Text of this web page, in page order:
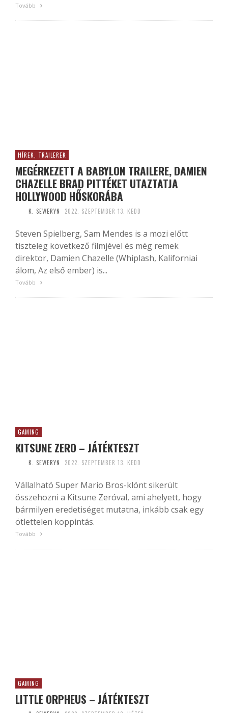
Tovább
HÍREK, TRAILEREK
MEGÉRKEZETT A BABYLON TRAILERE, DAMIEN
CHAZELLE BRAD PITTÉKET UTAZTATJA
HOLLYWOOD HŐSKORÁBA
K. SEWERYN 2022. SZEPTEMBER 13. KEDD
Steven Spielberg, Sam Mendes is a mozi előtt
tiszteleg következő filmjével és még remek
direktor, Damien Chazelle (Whiplash, Kaliforniai
álom, Az első ember) is...
Tovább
GAMING
KITSUNE ZERO – JÁTÉKTESZT
K. SEWERYN 2022. SZEPTEMBER 13. KEDD
Vállalható Super Mario Bros-klónt sikerült
összehozni a Kitsune Zeróval, ami ahelyett, hogy
bármilyen eredetiséget mutatna, inkább csak egy
ötlettelen koppintás.
Tovább
GAMING
LITTLE ORPHEUS – JÁTÉKTESZT